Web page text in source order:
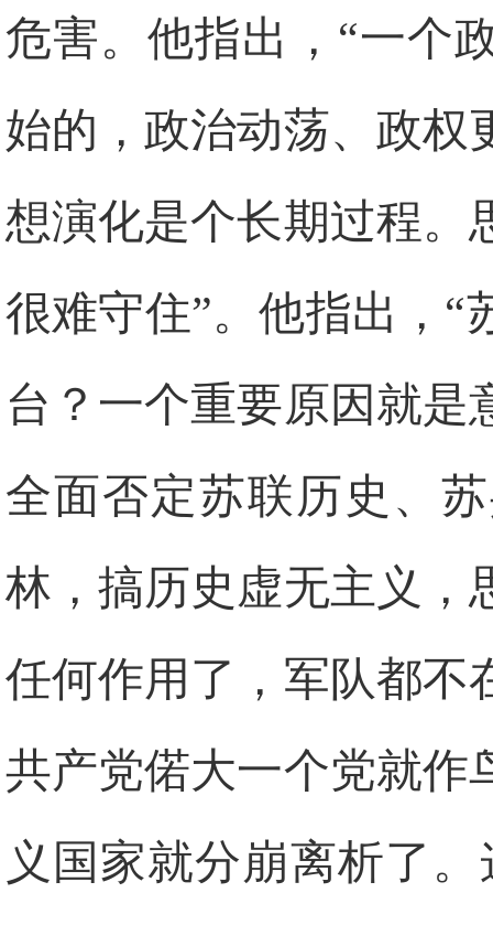
危害。他指出，“一个
始的，政治动荡、政权
想演化是个长期过程。
很难守住”。他指出，“
台？一个重要原因就是
全面否定苏联历史、
林，搞历史虚无主义，
任何作用了，军队都不
共产党偌大一个党就作
义国家就分崩离析了